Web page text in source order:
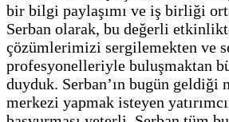
bir bilgi paylaşımı ve iş birliği
Serban olarak, bu değerli
çözümlerimizi sergilemekten ve
profesyonelleriyle buluşmaktan
duyduk. Serban’ın bugün geldiği
merkezi yapmak isteyen